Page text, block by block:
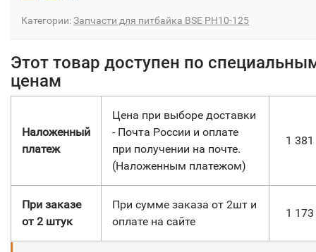
Категории:Запчасти для питбайка BSE PH10-125
Этот товар доступен по
ценам
Наложенный
платеж
Цена при выборе доставки
- Почта России и оплате
при получении на почте.
(Наложенным платежом)
1 381
При заказе
от 2 штук
При сумме заказа от 2шт и
оплате на сайте
1 173